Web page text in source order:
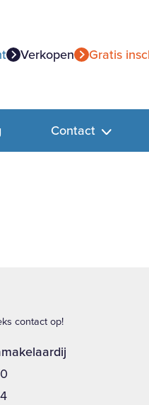
Verkopen Gratis
Contact
contact op!